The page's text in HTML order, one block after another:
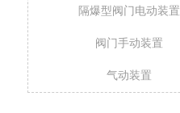
隔爆型阀门电动装置
阀门手动装置
气动装置